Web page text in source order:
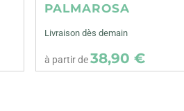
PALMAROSA
Livraison dès demain
à partir de38,90 €